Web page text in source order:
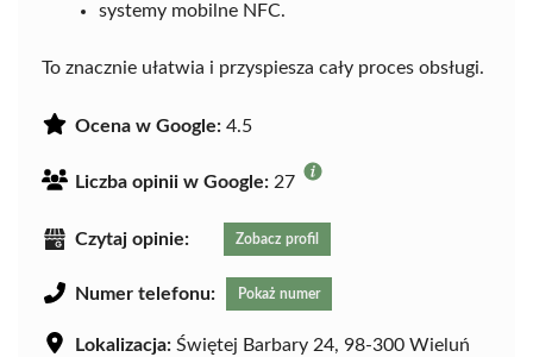
systemy mobilne NFC.
To znacznie ułatwia i przyspiesza cały proces obsługi.
Ocena w Google: 4.5
Liczba opinii w Google: 27
Czytaj opinie: Zobacz profil
Numer telefonu: Pokaż numer
Lokalizacja: Świętej Barbary 24, 98-300 Wieluń